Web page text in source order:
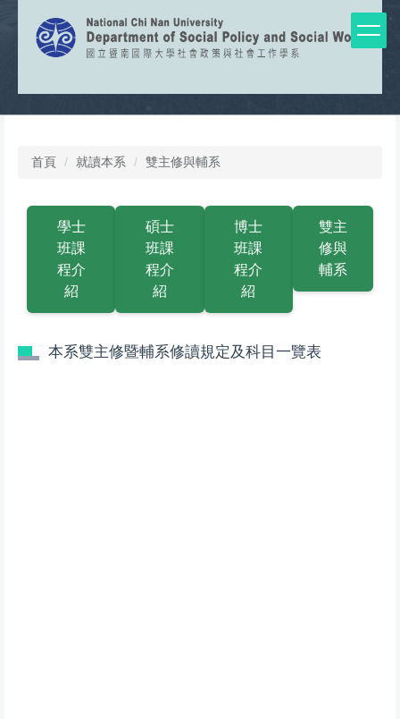
首頁 就讀本系 雙主修與輔系
學士
班課
程介
紹
碩士
班課
程介
紹
博士
班課
程介
紹
雙主
修與
輔系
本系雙主修暨輔系修讀規定及科目一覽表